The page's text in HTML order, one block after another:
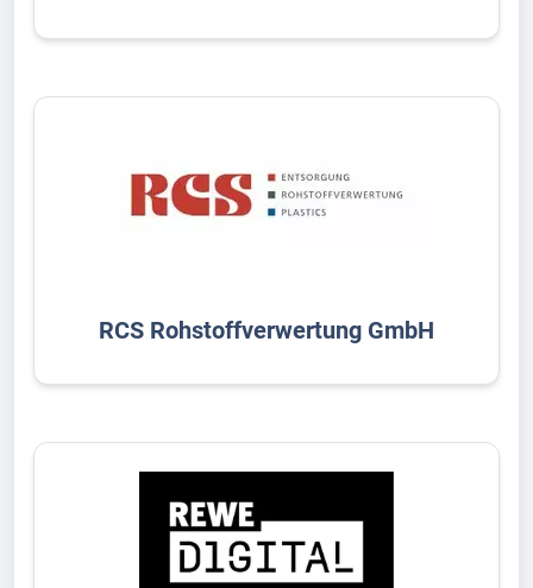
RCS Rohstoffverwertung GmbH